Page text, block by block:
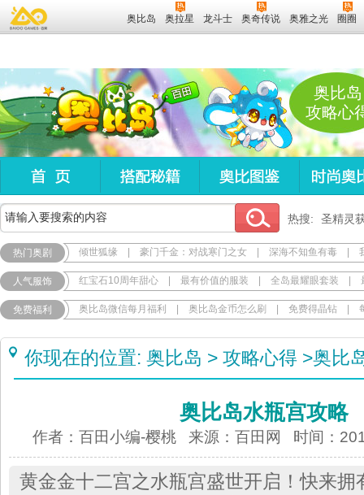
奥比岛 奥拉星 龙斗士 奥奇传说 奥雅之光 圈圈
奥比岛
攻略心
热搜: 圣精灵
热门奥剧 倾世狐缘 豪门千金：对战寒门之女 深海不知鱼有毒
人气服饰 红宝石10周年甜心 最有价值的服装 全岛最耀眼套装
免费福利 奥比岛微信每月福利 奥比岛金币怎么刷 免费得晶钻
你现在的位置: 奥比岛 > 攻略心得 >奥比
奥比岛水瓶宫攻略
作者：百田小编-樱桃 来源：百田网 时间：
黄金金十二宫之水瓶宫盛世开启！快来拥